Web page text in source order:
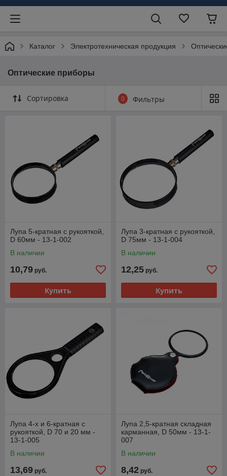
Каталог Электротехническая продукция
Оптические приборы
Сортировка 0 Фильтры
Лупа 5-кратная с рукояткой,
D 60мм - 13-1-002
В наличии
10,79 руб.
Купить
Лупа 3-кратная с рукояткой,
D 75мм - 13-1-004
В наличии
12,25 руб.
Купить
Лупа 4-х и 6-кратная с
рукояткой, D 70 и 20 мм -
13-1-005
В наличии
13,69 руб.
Лупа 2,5-кратная складная
карманная, D 50мм - 13-1-
007
В наличии
8,42 руб.